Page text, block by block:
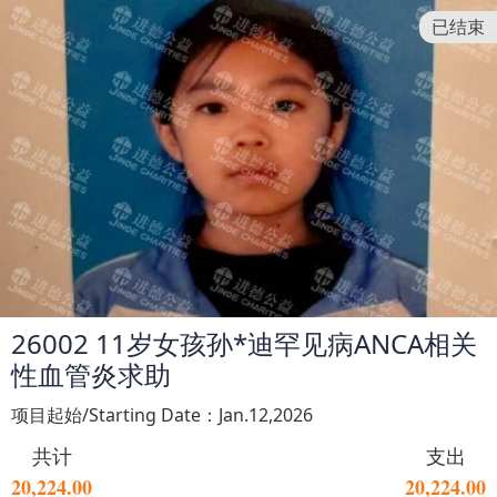
已结束
26002 11岁女孩孙*迪罕见病ANCA相关
性血管炎求助
项目起始/Starting Date：Jan.12,2026
共计
20,224.00
支出
20,224.00